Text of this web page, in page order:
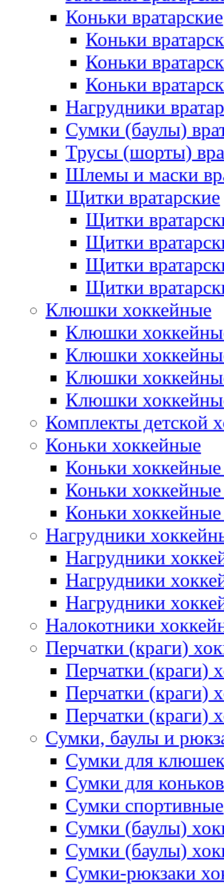
Коньки вратарские
Коньки
Коньки
Коньки
Нагрудники
Сумки (баулы)
Трусы (шорты)
Шлемы и маски
Щитки вратарские
Щитки
Щитки
Щитки
Щитки
Клюшки хоккейные
Клюшки
Клюшки
Клюшки
Клюшки
Комплекты детской
Коньки хоккейные
Коньки хоккейные
Коньки
Коньки
Нагрудники
Нагрудники
Нагрудники
Нагрудники
Налокотники
Перчатки (краги)
Перчатки (краги)
Перчатки (краги)
Перчатки (краги)
Сумки, баулы и
Сумки для
Сумки для коньков
Сумки спортивные
Сумки (баулы)
Сумки (баулы)
Сумки-рюкзаки